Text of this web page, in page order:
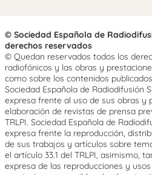
© Sociedad Española de
derechos reservados
© Quedan reservados todos los
radiofónicos y las obras y
como sobre los contenidos
Sociedad Española de Radiodifusión
expresa frente al uso de sus obras y
elaboración de revistas de prensa
TRLPI. Sociedad Española de
expresa frente la reproducción,
de sus trabajos y artículos sobre
el artículo 33.1 del TRLPI, asimismo,
expresa de las reproducciones y